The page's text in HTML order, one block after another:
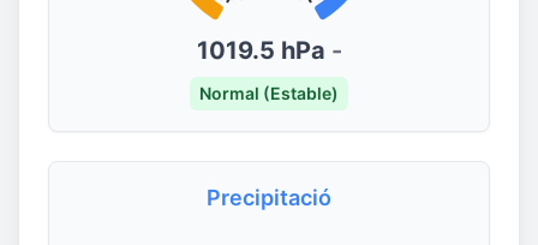
1019.5 hPa -
Normal (Estable)
Precipitació